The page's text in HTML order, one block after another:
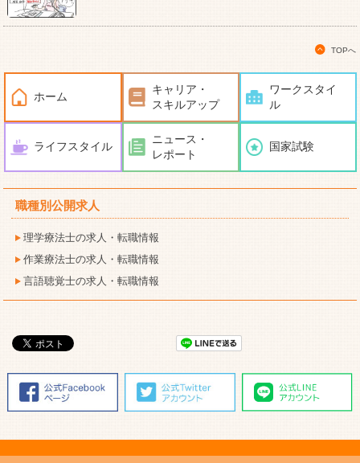
TOPへ
ホーム
キャリア・
スキルアップ
ワークスタイ
ル
ライフスタイル
ニュース・
レポート
国家試験
職種別公開求人
理学療法士の求人・転職情報
作業療法士の求人・転職情報
言語聴覚士の求人・転職情報